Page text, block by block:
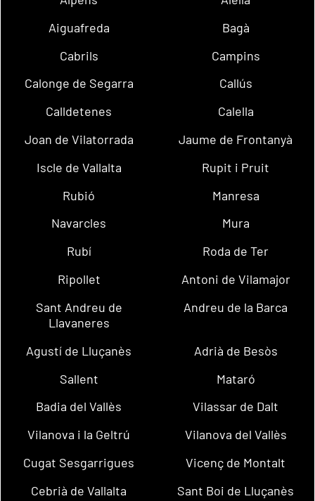
Aiguafreda
Bagà
Cabrils
Campins
Calonge de Segarra
Callús
Calldetenes
Calella
Joan de Vilatorrada
Jaume de Frontanyà
Iscle de Vallalta
Rupit i Pruit
Rubió
Manresa
Navarcles
Mura
Rubí
Roda de Ter
Ripollet
Antoni de Vilamajor
Sant Andreu de
Llavaneres
Andreu de la Barca
Agustí de Lluçanès
Adrià de Besòs
Sallent
Mataró
Badia del Vallès
Vilassar de Dalt
Vilanova i la Geltrú
Vilanova del Vallès
Cugat Sesgarrigues
Vicenç de Montalt
Cebrià de Vallalta
Sant Boi de Lluçanès